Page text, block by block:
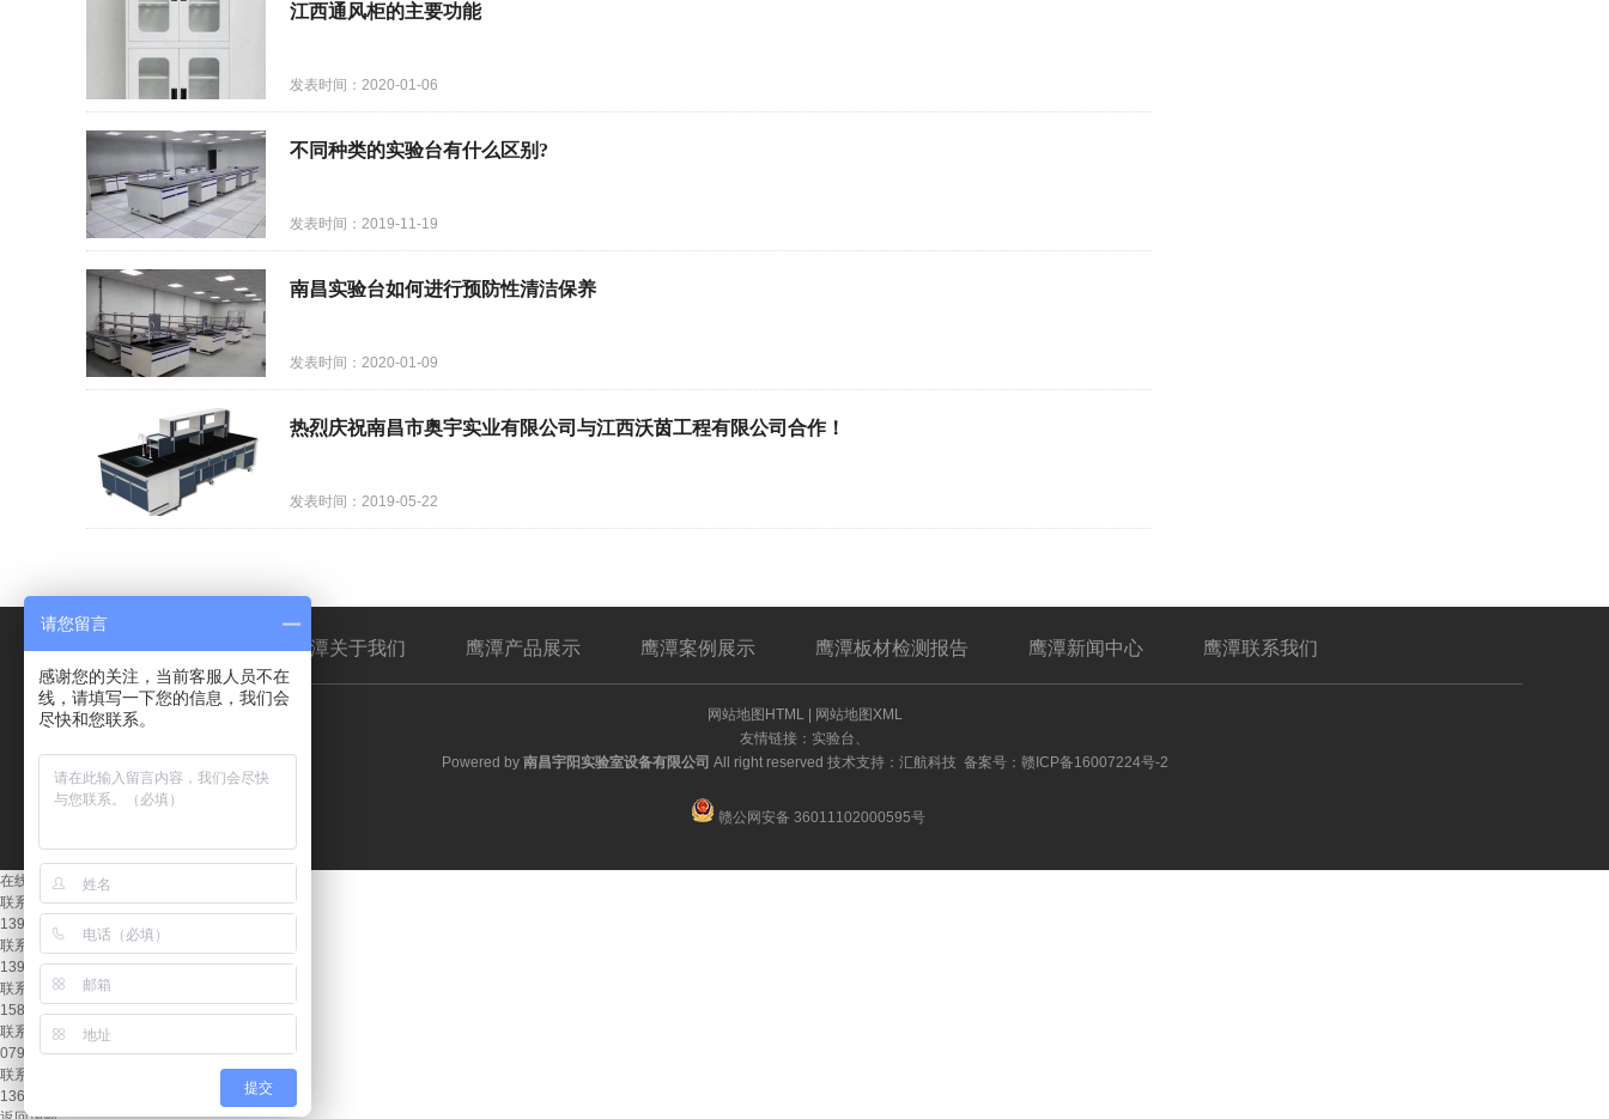
江西通风柜的主要功能
发表时间：2020-01-06
不同种类的实验台有什么区别?
发表时间：2019-11-19
南昌实验台如何进行预防性清洁保养
发表时间：2020-01-09
热烈庆祝南昌市奥宇实业有限公司与江西沃茵工程有限公司合作！
发表时间：2019-05-22
鹰潭关于我们 鹰潭产品展示 鹰潭案例展示 鹰潭板材检测报告 鹰潭新闻中心 鹰潭联系我们
网站地图HTML | 网站地图XML
友情链接： 实验台
Powered by 南昌宇阳实验室设备有限公司 All right reserved 技术支持：汇航科技 备案号： 赣ICP备16007224号-2
赣公网安备 36011102000595号
在线客服
联系我们:
13979117683 周涛
联系我们:
13979135231 熊先生
联系我们:
15870677577 李先生
联系我们:
0791-86417656​
联系我们:
13607042567 周先生
请您留言
感谢您的关注，当前客服人员不在
线，请填写一下您的信息，我们会
尽快和您联系。
提交